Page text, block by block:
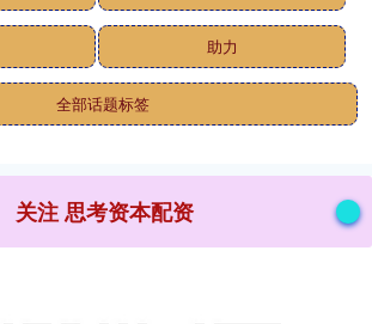
助力
全部话题标签
关注 思考资本配资